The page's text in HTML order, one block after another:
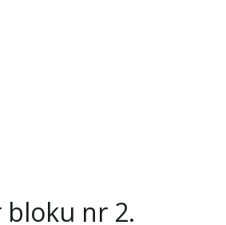
bloku nr 2.